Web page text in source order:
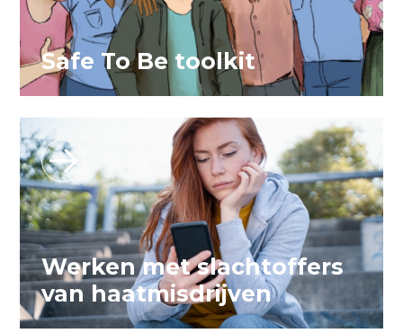
Safe To Be toolkit
Werken met slachtoffers
van haatmisdrijven